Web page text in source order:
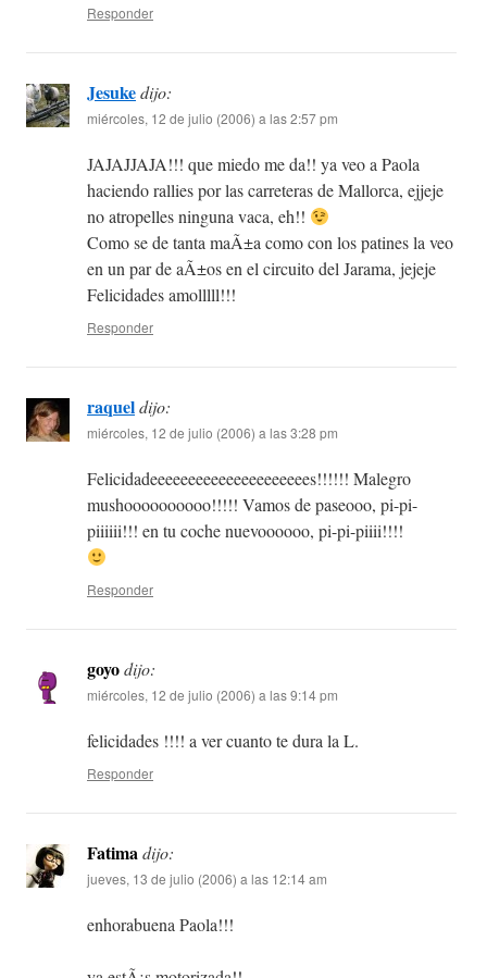
Responder
Jesukedijo:
miércoles, 12 de julio (2006) a las 2:57 pm
JAJAJJAJA!!! que miedo me da!! ya veo a Paola
haciendo rallies por las carreteras de Mallorca, ejjeje
no atropelles ninguna vaca, eh!!
Como se de tanta maÃ±a como con los patines la veo
en un par de aÃ±os en el circuito del Jarama, jejeje
Felicidades amolllll!!!
Responder
raqueldijo:
miércoles, 12 de julio (2006) a las 3:28 pm
Felicidadeeeeeeeeeeeeeeeeeeeees!!!!!! Malegro
mushoooooooooo!!!!! Vamos de paseooo, pi-pi-
piiiiii!!! en tu coche nuevoooooo, pi-pi-piiii!!!!
Responder
goyodijo:
miércoles, 12 de julio (2006) a las 9:14 pm
felicidades !!!! a ver cuanto te dura la L.
Responder
Fatimadijo:
jueves, 13 de julio (2006) a las 12:14 am
enhorabuena Paola!!!